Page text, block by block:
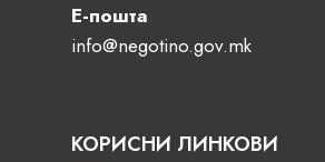
Е-пошта
info@negotino.gov.mk
КОРИСНИ ЛИНКОВИ